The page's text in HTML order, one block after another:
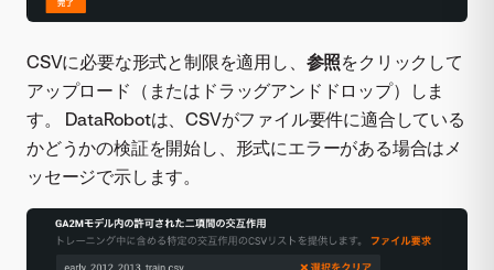
CSVに必要な形式と制限を適用し、 参照をクリックして
アップロード（またはドラッグアンドドロップ）しま
す。 DataRobotは、CSVがファイル要件に適合している
かどうかの検証を開始し、形式にエラーがある場合はメ
ッセージで示します。